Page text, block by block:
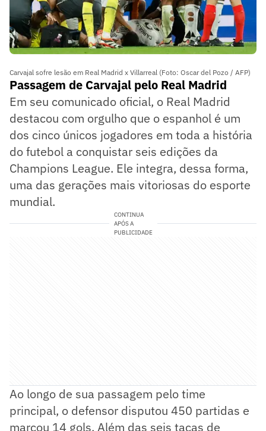
Carvajal sofre lesão em Real Madrid x Villarreal (Foto: Oscar del Pozo / AFP)
Passagem de Carvajal pelo Real Madrid
Em seu comunicado oficial, o Real Madrid
destacou com orgulho que o espanhol é um
dos cinco únicos jogadores em toda a história
do futebol a conquistar seis edições da
Champions League. Ele integra, dessa forma,
uma das gerações mais vitoriosas do esporte
mundial.
CONTINUA
APÓS A
PUBLICIDADE
Ao longo de sua passagem pelo time
principal, o defensor disputou 450 partidas e
marcou 14 gols. Além das seis taças de